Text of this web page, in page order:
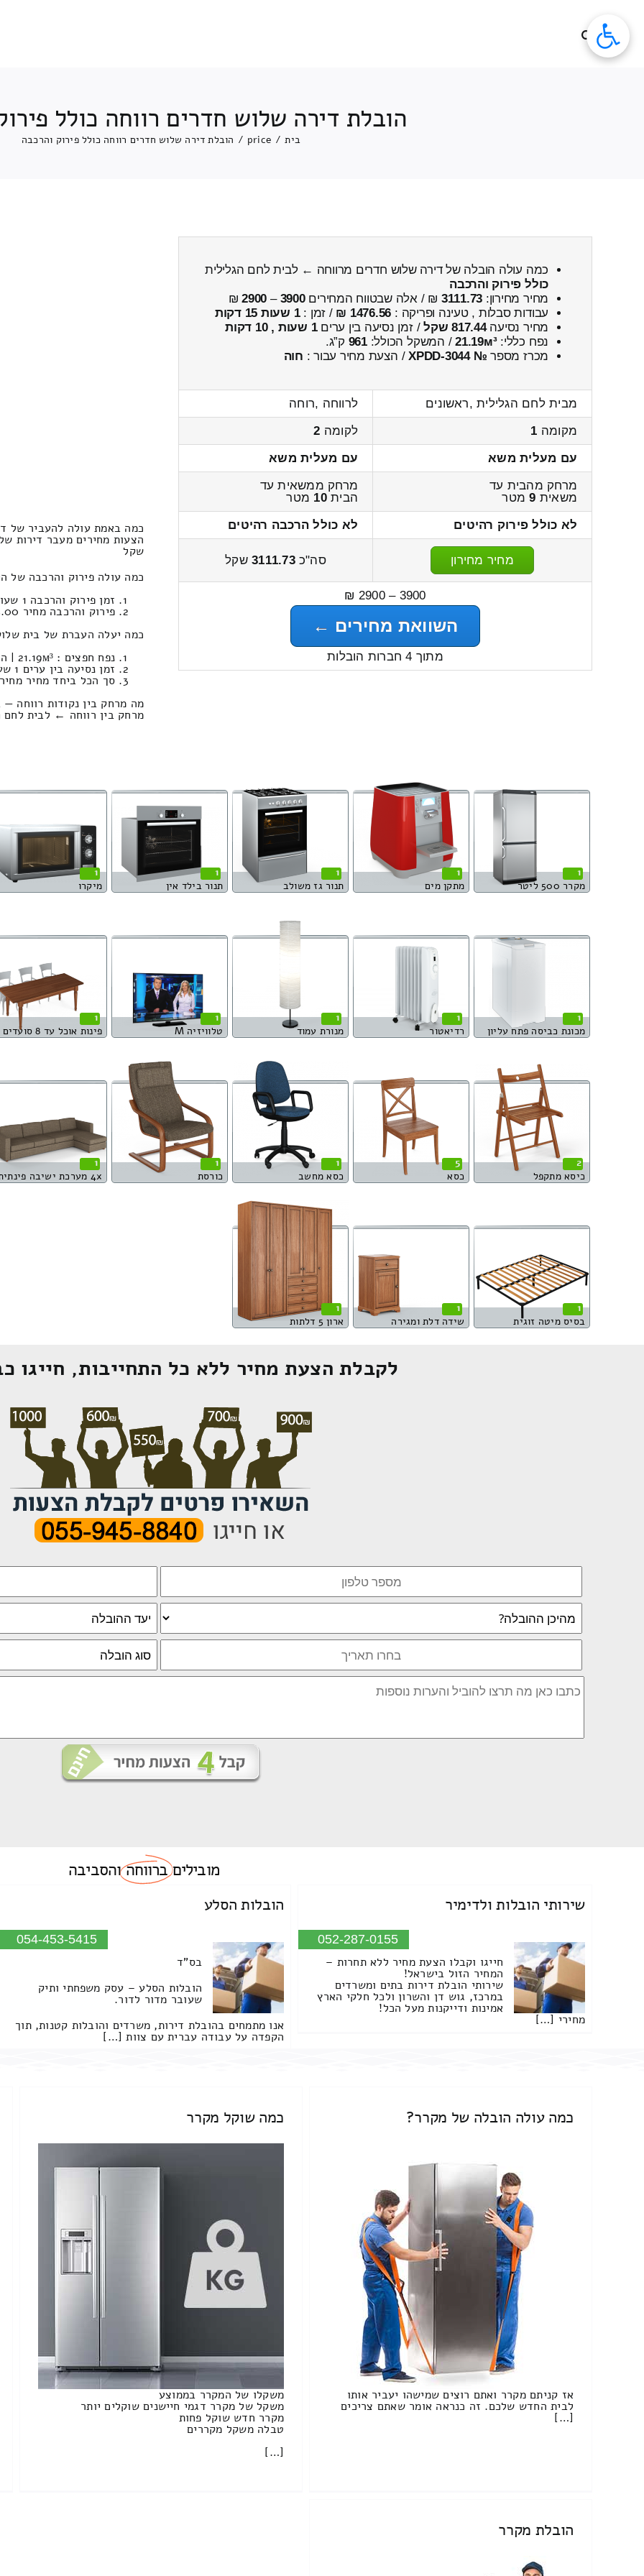
הובלת דירה שלוש חדרים רווחה כולל
בית /
price
/ הובלת דירה שלוש חדרים רווחה כולל פירוק והרכבה
כמה עולה הובלה של דירה שלוש חדרים מרווחה ← לבית לחם הגלילית
כולל פירוק והרכבה
מחיר מחירון: 3111.73 ₪ / אלה שבטווח המחירים3900
–
2900
₪
עבודות סבלות , טעינה ופריקה : 1476.56 ₪ / זמן :1 שעות 15 דקות
מחיר נסיעה817.44 שקל / זמן נסיעה בין ערים1 שעות , 10 דקות
נפח כללי:21.19м³/ המשקל הכולל:961 ק”ג.
מכרז מספר № XPDD-3044 / הצעת מחיר עבור : חוה
מבית לחם הגלילית ,ראשונים
לרווחה ,רוחה
מקומה 1 לקומה 2
עם מעלית משא
עם מעלית משא
מרחק מהבית עד
משאית 9מטר
מרחק ממשאית עד
הבית10 מטר
לא כולל פירוק רהיטים
לא כולל הרכבה רהיטים
מחיר מחירון סה"כ3111.73שקל
3900 – 2900 ₪
השוואת מחירים ←
מתוך 4 חברות הובלות
כמה באמת עולה להעביר של
שקל
כמה עולה פירוק והרכבה של
זמן פירוק והרכבה 1 שעות 27 דקות
פירוק והרכבה מחיר 675.00
כמה יעלה העברת של בית
נפח חפצים : 21.19м³ | המשקל הכולל: 961 קילוגרם / טעינה ופריקה: 1476.56 ₪
זמן נסיעה בין ערים 1 שעות , 10 דקות / מחיר נסיעה 817.44 שקל
סך הכל ביחד מחיר מחירון:
מה מרחק בין נקודות רווחה
מרחק בין רווחה ← לבית לחם הגלילית
1
מקרר 500 ליטר
1
מתקן מים
1
תנור גז משולב
1
תנור בילד אין
1
מיקרו
1
מכונת כביסה פתח עליון
1
רדיאטור
1
מנורת עמוד
1
טלוויזיה M
1
פינות אוכל עד 8 סועדים
2
כיסא מתקפל
5
כסא
1
כסא מחשב
1
כורסת
1
4x מערכת ישיבה פינתית
1
בסיס מיטה זוגית
1
שידה דלת ומגירה
1
ארון 5 דלתות
לקבלת הצעת מחיר ללא כל התחייבות, חייגו
מוביליםברווחהוהסביבה
שירותי הובלות ולדימיר
052-287-0155
חייגו וקבלו הצעת מחיר ללא תחרות –
המחיר הזול בישראל!
שירותי הובלת דירות בתים ומשרדים
במרכז, גוש דן והשרון ולכל חלקי הארץ
אמינות ודייקנות מעל הכל!
מחירי […]
הובלות הסלע
054-453-5415
בס"ד
הובלות הסלע – עסק משפחתי ותיק
שעובר מדור לדור.
אנו מתמחים בהובלת דירות, משרדים והובלות קטנות, תוך
הקפדה על עבודה עברית עם צוות […]
כמה עולה הובלה של מקרר?
אז קניתם מקרר ואתם רוצים שמישהו יעביר אותו
לבית החדש שלכם. זה כנראה אומר שאתם צריכים
[…]
כמה שוקל מקרר
משקלו של המקרר בממוצע
משקל של מקרר דגמי חיישנים שוקלים יותר
מקרר חדש שוקל פחות
טבלה משקל מקררים
[…]
הובלת מקרר